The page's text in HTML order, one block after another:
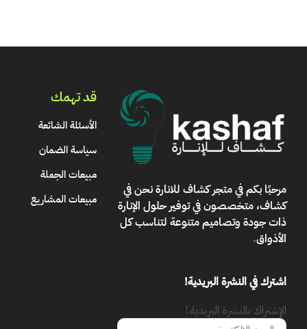
مرحبًا بكم فيمتجر كشاف للانارةنحن في
كشاف، متخصصون في توفير حلول الإنارة
ذات جودة وتصاميم متنوعة لتناسب كل
الأذواق.
اشترك في النشرة البريدية!
الإشتراك بالنشرة البريدية.!
قد تهمك
الأسئلة الشائعة
سياسة الضمان
مبيعات الجملة
مبيعات المشاريع